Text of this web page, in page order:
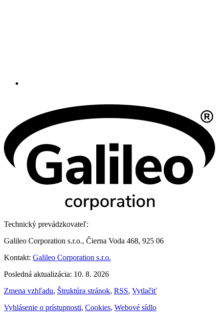
Technický prevádzkovateľ:
Galileo Corporation s.r.o., Čierna Voda 468, 925 06
Kontakt: Galileo Corporation s.r.o.
Posledná aktualizácia: 10. 8. 2026
Zmena vzhľadu, Štruktúra stránok, RSS, Vytlačiť
Vyhlásenie o prístupnosti, Cookies, Webové sídlo